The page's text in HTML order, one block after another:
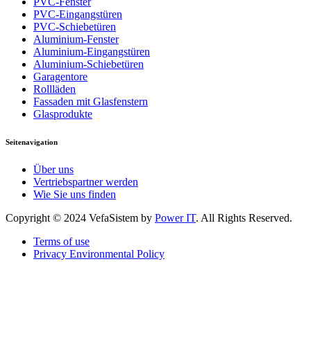
PVC-Eingangstüren
PVC-Schiebetüren
Aluminium-Fenster
Aluminium-Eingangstüren
Aluminium-Schiebetüren
Garagentore
Rollläden
Fassaden mit Glasfenstern
Glasprodukte
Seitenavigation
Über uns
Vertriebspartner werden
Wie Sie uns finden
Copyright © 2024 VefaSistem by Power IT. All Rights Reserved.
Terms of use
Privacy Environmental Policy